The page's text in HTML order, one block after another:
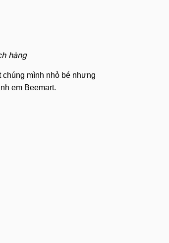
hàng
chúng mình nhỏ bé nhưng
em Beemart.